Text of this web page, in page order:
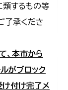
類するもの等
了承くださ
、本市から
がブロック
け付け完了メ